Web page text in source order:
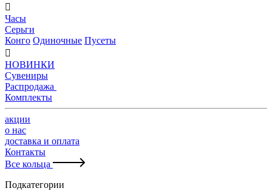

Часы
Серьги
Конго Одиночные Пусеты

НОВИНКИ
Сувениры
Распродажа
Комплекты
акции
о нас
доставка и оплата
Контакты
Все кольца
Подкатегории